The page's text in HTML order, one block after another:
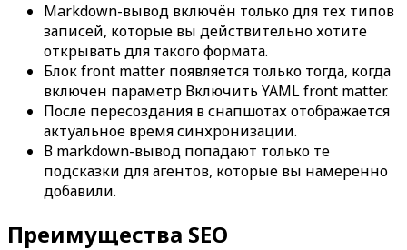
Markdown-вывод включён только для тех типов
записей, которые вы действительно хотите
открывать для такого формата.
Блок front matter появляется только тогда, когда
включен параметр Включить YAML front matter.
После пересоздания в снапшотах отображается
актуальное время синхронизации.
В markdown-вывод попадают только те
подсказки для агентов, которые вы намеренно
добавили.
Преимущества SEO